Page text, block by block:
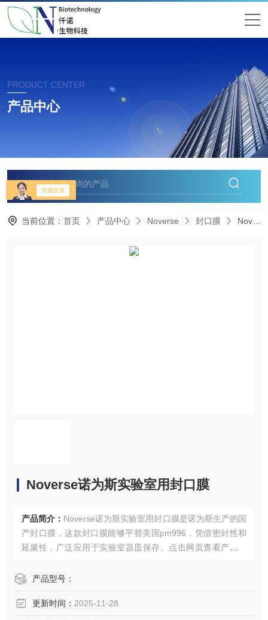
PRODUCT CENTER
产品中心
当前位置： 首页 产品中心 Noverse 封口膜 Noverse诺为斯实验室用封口膜
Noverse诺为斯实验室用封口膜
产品简介： Noverse诺为斯实验室用封口膜是诺为斯生产的国
产封口膜，这款封口膜能够平替美国pm996，凭借密封性和
延展性，广泛应用于实验室器皿保存。点击网页查看产品规
产品型号：
更新时间： 2025-11-28